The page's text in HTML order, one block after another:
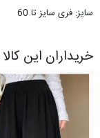
سایز: فری سایز تا 60
خریداران این